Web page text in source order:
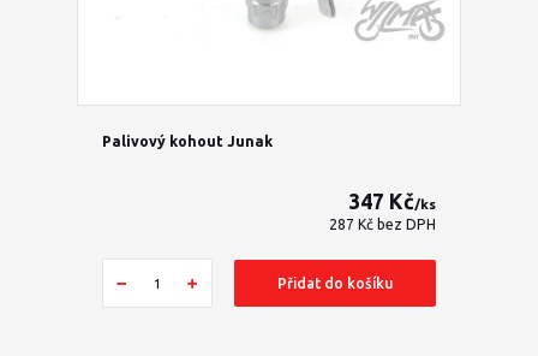
Palivový kohout Junak
347 Kč/ks
287 Kč bez DPH
Přidat do košíku